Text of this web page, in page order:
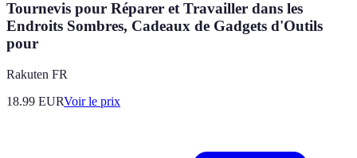
Tournevis pour Réparer et Travailler dans les
Endroits Sombres, Cadeaux de Gadgets d'Outils
pour
Rakuten FR
18.99 EURVoir le prix